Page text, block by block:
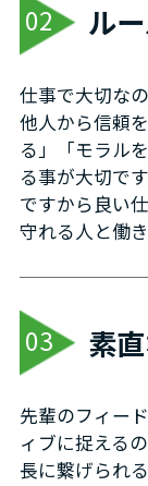
02 ル
仕事で大切な
他人から信頼
る」「モラル
る事が大切です
ですから良い
守れる人と働
03 素
先輩のフィー
ィブに捉える
長に繋げられ